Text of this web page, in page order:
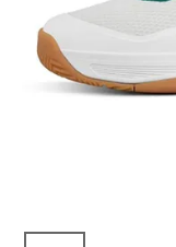
ご利用ガイド
お問い合わせ
メルマガ登録